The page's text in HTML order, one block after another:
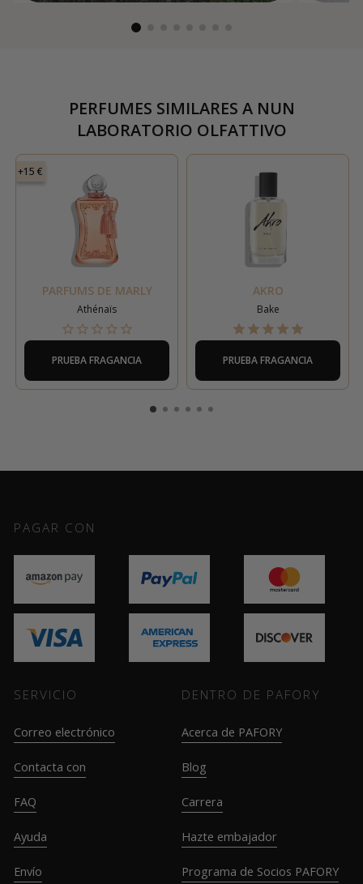
PERFUMES SIMILARES ANUN
LABORATORIO OLFATTIVO
+15 €
PARFUMS DE MARLY
Athénaïs
PRUEBA FRAGANCIA
AKRO
Bake
PRUEBA FRAGANCIA
PAGAR CON
SERVICIO
Correo electrónico
Contacta con
FAQ
Ayuda
Envío
DENTRO DE PAFORY
Acerca de PAFORY
Blog
Carrera
Hazte embajador
Programa de Socios PAFORY